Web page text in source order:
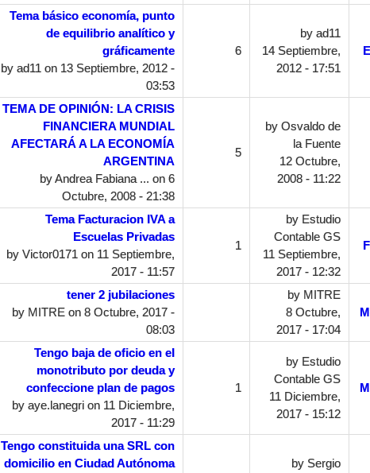
Tema básico economía, punto
de equilibrio analítico y
gráficamente
by ad11on 13 Septiembre, 2012 -
03:53
6
by ad11
14 Septiembre,
2012 - 17:51
TEMA DE OPINIÓN: LA CRISIS
FINANCIERA MUNDIAL
AFECTARÁ A LA ECONOMÍA
ARGENTINA
byAndrea Fabiana ... on 6
Octubre, 2008 - 21:38
5
by Osvaldo de
la Fuente
12 Octubre,
2008 - 11:22
Tema Facturacion IVA a
Escuelas Privadas
by Victor0171on 11 Septiembre,
2017 - 11:57
1
by Estudio
Contable GS
11 Septiembre,
2017 - 12:32
tener 2 jubilaciones
by MITREon 8 Octubre, 2017 -
08:03
by MITRE
8 Octubre,
2017 - 17:04
Tengo baja de oficio en el
monotributo por deuda y
confeccione plan de pagos
by aye.lanegrion 11 Diciembre,
2017 - 11:29
1
by Estudio
Contable GS
11 Diciembre,
2017 - 15:12
Tengo constituida una SRL con
domicilio en Ciudad Autónoma
by Sergio